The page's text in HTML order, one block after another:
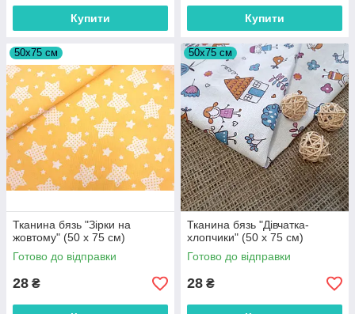
Купити Купити
50х75 см
Тканина бязь "Зірки на
жовтому" (50 х 75 см)
Готово до відправки
28 ₴
50х75 см
Тканина бязь "Дівчатка-
хлопчики" (50 х 75 см)
Готово до відправки
28 ₴